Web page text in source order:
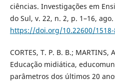
ciências. Investigações em
do Sul, v. 22, n. 2, p. 1–16,
https://doi.org/10.22600/1518-
CORTES, T. P. B. B.; MARTINS,
Educação midiática,
parâmetros dos últimos 20